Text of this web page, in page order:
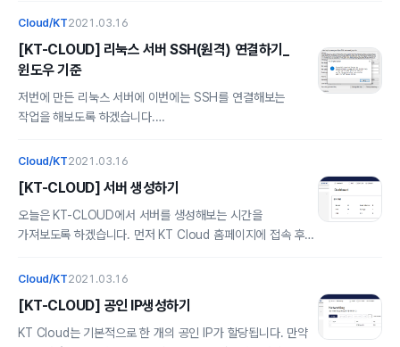
alsrbdmsco0409.tistory.com 4. 새로 받은 공인IP 선택 후
관리 템플릿 > 시스템 > 자격증명 위임 > 암호화 오라클 수정
적용 후 이제 오류가 없어진 것을 볼 수 있습니다.
[KT-CLOUD] 리눅스 서버 SSH(원격) 연결하기_
윈도우 기준
저번에 만든 리눅스 서버에 이번에는 SSH를 연결해보는
작업을 해보도록 하겠습니다.
생성하기 오늘은 KT-CLOUD에서 서버를 생성해보는 시간을
오른쪽 상단에 클라우드 콘솔로 로그인해주세요.
cloud.kt.com KT Cloud DX Platform Digital
Transform.. alsrbdmsco0409.tistory.com 저는 SSH
저는 윈도우 사용자이기 때문에 putty라는 프로그램을
www.chiark.greenend.org.uk/~sgtatham/..
Cloud/KT2021.03.16
[KT-CLOUD] 서버 생성하기
오늘은 KT-CLOUD에서 서버를 생성해보는 시간을
가져보도록 하겠습니다. 먼저 KT Cloud 홈페이지에 접속 후
cloud.kt.com KT Cloud DX Platform Digital
접목하여, 기업의 전략부터 비즈니스 모델, 커뮤니케이션,
프로세스, 시스템, 조직과 문화까지도 변화시키는
Cloud/KT2021.03.16
[KT-CLOUD] 공인 IP생성하기
KT Cloud는 기본적으로 한 개의 공인 IP가 할당됩니다. 만약
Cloud/KT2021.03.16